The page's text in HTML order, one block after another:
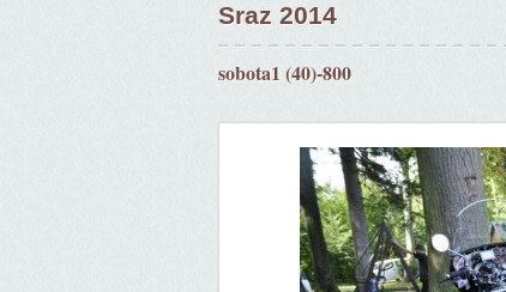
Sraz 2014
sobota1 (40)-800